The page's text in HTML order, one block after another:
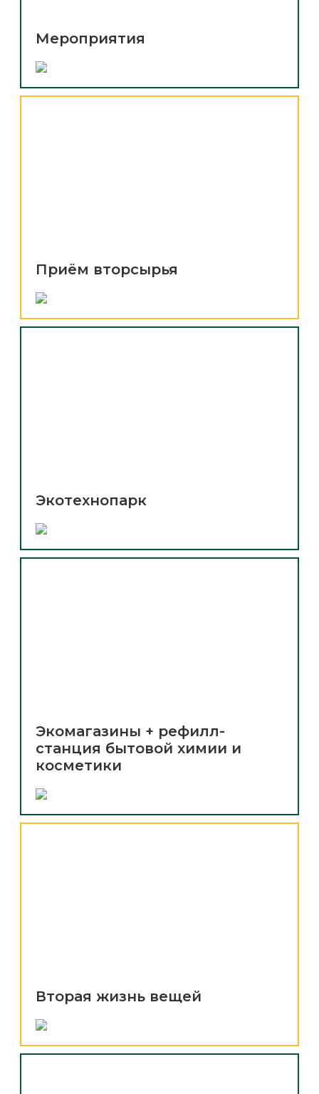
Мероприятия
Приём вторсырья
Экотехнопарк
Экомагазины + рефилл-
станция бытовой химии и
косметики
Вторая жизнь вещей